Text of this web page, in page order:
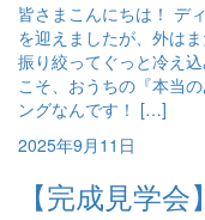
皆さまこんにちは！ デ
を迎えましたが、外は
振り絞ってぐっと冷え
こそ、おうちの『本当
ングなんです！ […]
2025年9月11日
【完成見学